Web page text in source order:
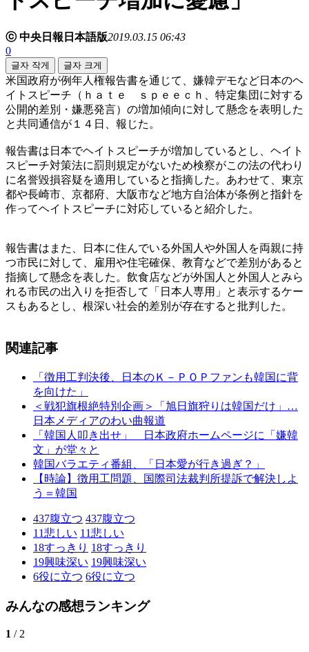
ⓒ 中央日報日本語版2019.03.15 06:43
0
글자 작게 글자 크게
米国政府が例年人権報告書を通じて、嫌韓デモなど日本のヘ
イトスピーチ（ｈａｔｅ ｓｐｅｅｃｈ、特定集団に対する
公開的差別・嫌悪発言）の増加傾向に対して懸念を表明した
と共同通信が１４日、報じた。
報告書は日本でヘイトスピーチが増加しているとし、ヘイト
スピーチ対策法に罰則規定がないため検察がこの法の代わり
に名誉毀損容疑を適用していると指摘した。あわせて、東京
都や長崎市、京都府、大阪市など地方自治体が条例と指針を
作ってヘイトスピーチに対応していると紹介した。
報告書はまた、日本に住んでいる外国人や外国人を両親に持
つ市民に対して、雇用や住宅確保、教育などで差別があると
指摘して懸念を表した。飲食店などが外国人と外国人とみら
れる市民の出入りを拒否して「日本人専用」と表示するケー
スもあるとし、根深い社会的差別が存在すると批判した。
関連記事
「徴用工判決後、日本のＫ－ＰＯＰファンも韓国に背
を向けた」
＜戦犯旗根絶特別企画＞「旭日旗狩りは韓国だけ」…
日本メディアのわい曲報道
「韓国人叩き出せ」 日本政府ホームページに「嫌韓
文」が堂々と
韓国バラエティ番組、「日本愛が行き過ぎ？」
【時論】徴用工問題、国際司法裁判所提訴で解決しよ
う＝韓国
437腹立つ 437腹立つ
11悲しい 11悲しい
18すっきり 18すっきり
19興味深い 19興味深い
6役に立つ 6役に立つ
みんなの感想ランキング
1 / 2